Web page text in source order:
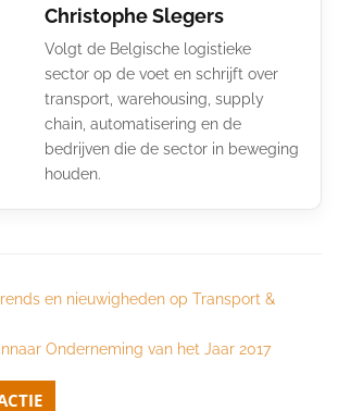
Christophe Slegers
Volgt de Belgische logistieke
sector op de voet en schrijft over
transport, warehousing, supply
chain, automatisering en de
bedrijven die de sector in beweging
houden.
en nieuwigheden op Transport &
Onderneming van het Jaar 2017